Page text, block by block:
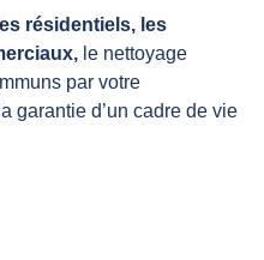
résidentiels, les
le nettoyage
par votre
garantie d’un cadre de vie